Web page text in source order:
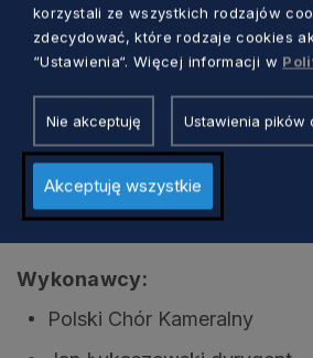
Ireneusz Łukaszewski –
wśród fal”
(prawykonanie)
Frank Martin – „5 Pieśni
Ralph Vaughan Williams –
Songs
Wykonawcy:
Polski Chór Kameralny
korzystali ze wszystkich rodzajów
zdecydować, które rodzaje cookies
“Ustawienia“. Więcej informacji w
Nie akceptuję Ustawienia pików
Akceptuję wszystkie